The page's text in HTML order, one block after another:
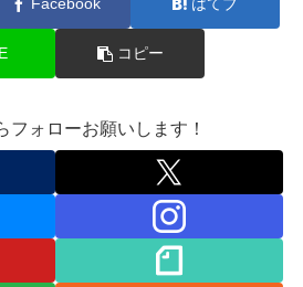
Facebook はてブ
コピー
フォローお願いします！